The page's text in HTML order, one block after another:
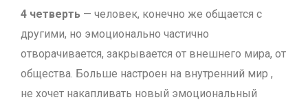
4 четверть — человек, конечно же общается с
другими, но эмоционально частично
отворачивается, закрывается от внешнего мира, от
общества. Больше настроен на внутренний мир ,
не хочет накапливать новый эмоциональный